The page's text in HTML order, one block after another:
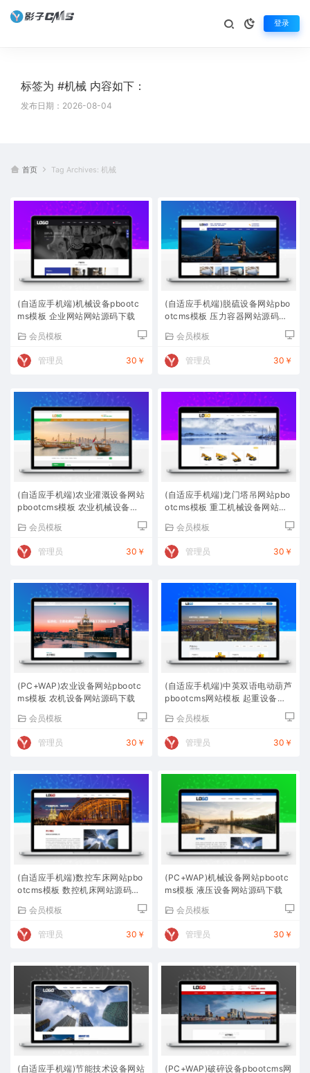
登录
标签为 #机械 内容如下：
发布日期：2026-08-04
首页 Tag Archives: 机械
(自适应手机端)机械设备pbootc
ms模板 企业网站网站源码下载
会员模板
管理员 30￥
(自适应手机端)脱硫设备网站pbo
otcms模板 压力容器网站源码下
会员模板
管理员 30￥
(自适应手机端)农业灌溉设备网站
pbootcms模板 农业机械设备网
会员模板
管理员 30￥
(自适应手机端)龙门塔吊网站pbo
otcms模板 重工机械设备网站源
会员模板
管理员 30￥
(PC+WAP)农业设备网站pbootc
ms模板 农机设备网站源码下载
会员模板
管理员 30￥
(自适应手机端)中英双语电动葫芦
pbootcms网站模板 起重设备网
会员模板
管理员 30￥
(自适应手机端)数控车床网站pbo
otcms模板 数控机床网站源码下
会员模板
管理员 30￥
(PC+WAP)机械设备网站pbootc
ms模板 液压设备网站源码下载
会员模板
管理员 30￥
(自适应手机端)节能技术设备网站
(PC+WAP)破碎设备pbootcms网